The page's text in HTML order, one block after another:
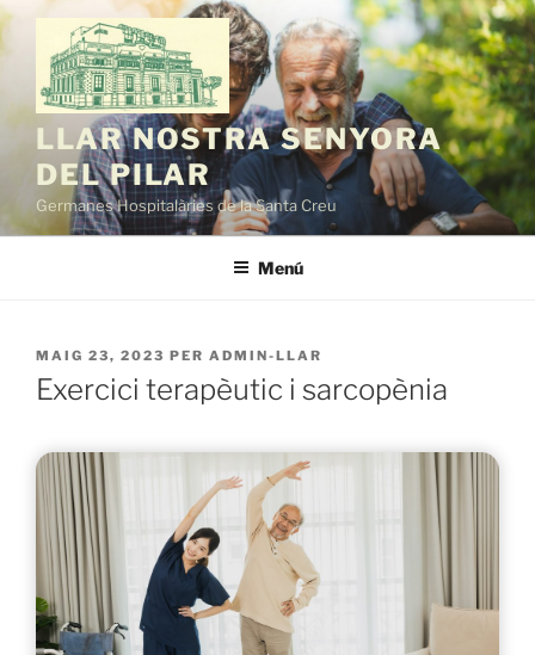
Vés
contingut
LLAR NOSTRA SENYORA
DEL PILAR
Germanes Hospitalàries de la Santa Creu
Menú
PUBLICAT
A
MAIG 23, 2023 PER ADMIN-LLAR
Exercici terapèutic i sarcopènia